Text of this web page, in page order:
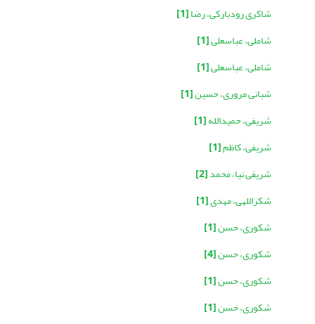
شاکری رودبارکی، رضا[1]
شاملی، عباسعلی[1]
شاملی، عباسعلی[1]
شبانی مروری، حسین[1]
شریفی، حمیدالله[1]
شریفی، کاظم[1]
شریفی نیا، محمد[2]
شکراللهی، مهدی[1]
شکوری، حسن[1]
شکوری، حسن[4]
شکوری، حسن[1]
شکوری، حسن[1]